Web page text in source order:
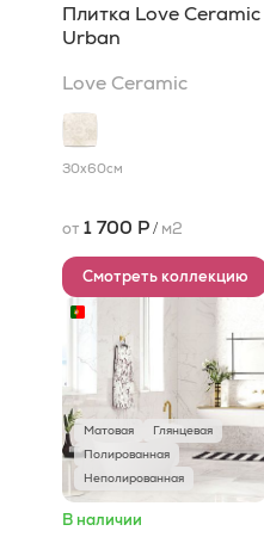
Плитка Love Ceramic
Urban
Love Ceramic
30x60см
от 1 700 Р/ м2
Смотреть коллекцию
Матовая
Глянцевая
Полированная
Неполированная
В наличии